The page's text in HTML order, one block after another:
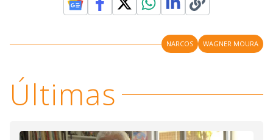
NARCOS WAGNER MOURA
Últimas